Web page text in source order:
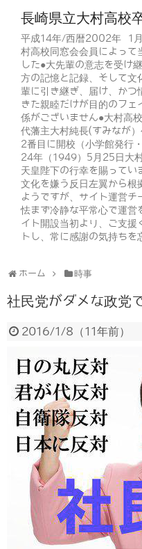
長崎県立大村高校
平成14年/西暦2002年 1
村高校同窓会会員によって
した●大先輩の意志を受け
方の記憶と記録、そして文
輩に引き継ぎ、届け、かつ
きた親睦だけが目的のフェ
係がございません●大村高
代藩主大村純長(すみなが
2番目に開校（小学館発行
24年（1949）5月25日大
天皇陛下の行幸を賜ってい
文化を嫌う反日左翼から根
ようですが、サイト運営チ
怯まず冷静な平常心で運
イト開設当初より、ご支援
トし、常に感謝の気持ちを
ホーム 時事
社民党がダメな政党
2016/1/8 （11年前）